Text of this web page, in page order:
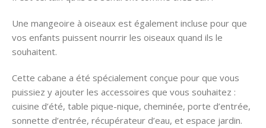
Une mangeoire à oiseaux est également incluse pour que
vos enfants puissent nourrir les oiseaux quand ils le
souhaitent.
Cette cabane a été spécialement conçue pour que vous
puissiez y ajouter les accessoires que vous souhaitez :
cuisine d’été, table pique-nique, cheminée, porte d’entrée,
sonnette d’entrée, récupérateur d’eau, et espace jardin.